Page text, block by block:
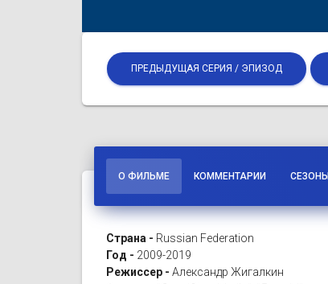
ПРЕДЫДУЩАЯ СЕРИЯ / ЭПИЗОД
О ФИЛЬМЕ КОММЕНТАРИИ СЕЗОНЫ
Страна - Russian Federation
Год - 2009-2019
Режиссер - Александр Жигалкин